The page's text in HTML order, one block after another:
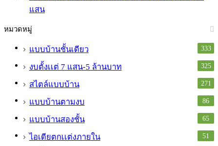
แสน
หมวดหมู่
แบบบ้านชั้นเดียว 333
งบตั้งเเต่ 7 แสน-5 ล้านบาท 325
สไตล์แบบบ้าน 271
แบบบ้านตามงบ 86
แบบบ้านสองชั้น 65
ไอเดียตกเเต่งภายใน 51